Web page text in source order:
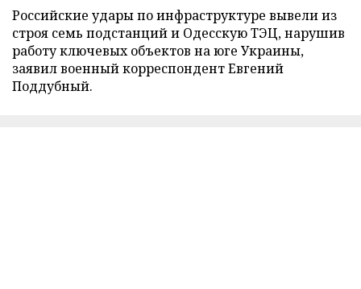
Российские удары по инфраструктуре вывели из
строя семь подстанций и Одесскую ТЭЦ, нарушив
работу ключевых объектов на юге Украины,
заявил военный корреспондент Евгений
Поддубный.